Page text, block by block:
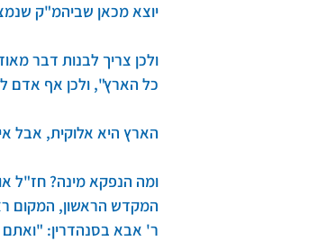
יוצא מכאן שביהמ"ק
כל הארץ", ולכן אף אדם
הארץ היא אלוקית, אבל
ומה הנפקא מינה? חז"ל
המקדש הראשון, המקום
ר' אבא בסנהדרין: "ואתם